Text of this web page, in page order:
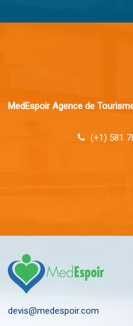
MedEspoir Agence de
(+1) 581
devis@medespoir.com